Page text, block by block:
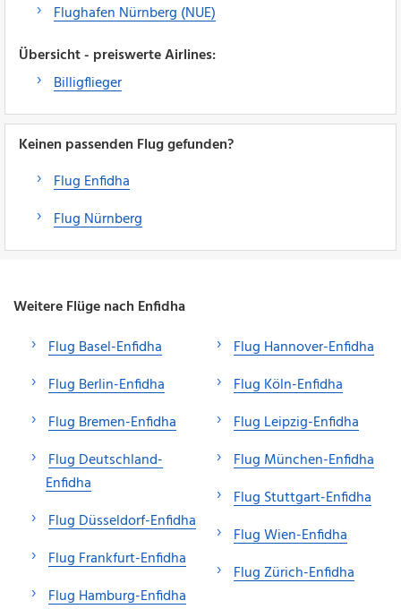
Flughafen Nürnberg (NUE)
Übersicht - preiswerte Airlines:
Billigflieger
Keinen passenden Flug gefunden?
Flug Enfidha
Flug Nürnberg
Weitere Flüge nach Enfidha
Flug Basel-Enfidha
Flug Berlin-Enfidha
Flug Bremen-Enfidha
Flug Deutschland-
Enfidha
Flug Düsseldorf-Enfidha
Flug Frankfurt-Enfidha
Flug Hamburg-Enfidha
Flug Hannover-Enfidha
Flug Köln-Enfidha
Flug Leipzig-Enfidha
Flug München-Enfidha
Flug Stuttgart-Enfidha
Flug Wien-Enfidha
Flug Zürich-Enfidha